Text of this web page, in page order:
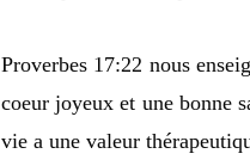
Proverbes 17:22 nous
coeur joyeux et une bonne
vie a une valeur